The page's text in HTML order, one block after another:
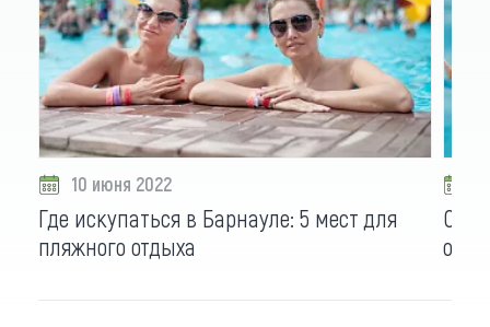
10 июня 2022
Где искупаться в Барнауле: 5 мест для
пляжного отдыха